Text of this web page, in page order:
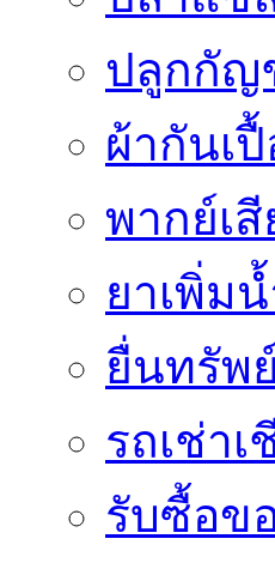
ปลูกกัญ
ผ้ากันเ
พากย์เสี
ยาเพิ่ม
ยื่นทรัพ
รถเช่า
รับซื้อข